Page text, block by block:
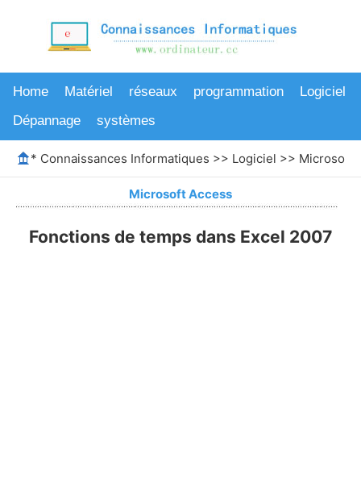
Home Matériel réseaux programmation
Logiciel
Dépannage
systèmes
* Connaissances Informatiques >> Logiciel >> Microsoft
Microsoft Access
Fonctions de temps dans Excel 2007